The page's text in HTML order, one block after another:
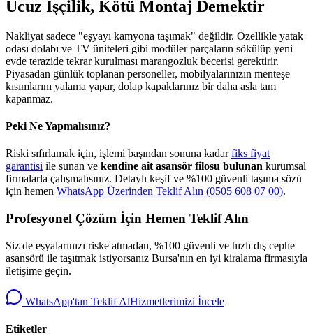
Ucuz İşçilik, Kötü Montaj Demektir
Nakliyat sadece "eşyayı kamyona taşımak" değildir. Özellikle yatak
odası dolabı ve TV üniteleri gibi modüler parçaların sökülüp yeni
evde terazide tekrar kurulması marangozluk becerisi gerektirir.
Piyasadan günlük toplanan personeller, mobilyalarınızın menteşe
kısımlarını yalama yapar, dolap kapaklarınız bir daha asla tam
kapanmaz.
Peki Ne Yapmalısınız?
Riski sıfırlamak için, işlemi başından sonuna kadarfiks fiyat
garantisi ile sunan ve kendine ait asansör filosu bulunan kurumsal
firmalarla çalışmalısınız. Detaylı keşif ve %100 güvenli taşıma sözü
için hemen WhatsApp Üzerinden Teklif Alın (0505 608 07 00).
Profesyonel Çözüm İçin Hemen Teklif Alın
Siz de eşyalarınızı riske atmadan, %100 güvenli ve hızlı dış cephe
asansörü ile taşıtmak istiyorsanız Bursa'nın en iyi kiralama firmasıyla
iletişime geçin.
WhatsApp'tan Teklif AlHizmetlerimizi İncele
Etiketler